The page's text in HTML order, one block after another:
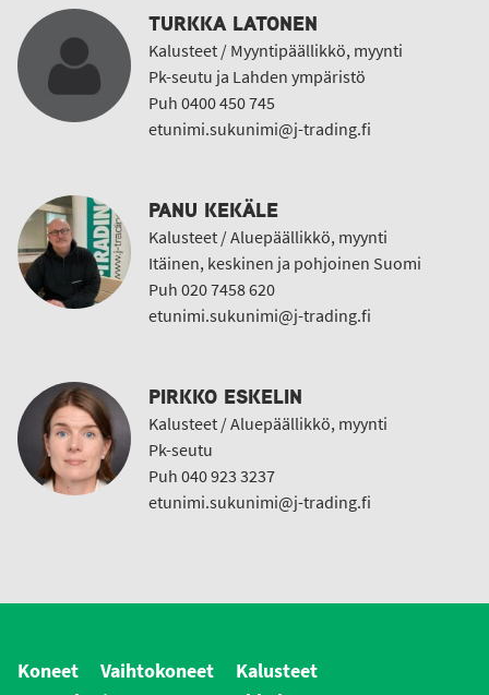
TURKKA LATONEN
Kalusteet / Myyntipäällikkö, myynti
Pk-seutu ja Lahden ympäristö
Puh 0400 450 745
etunimi.sukunimi@j-trading.fi
PANU KEKÄLE
Kalusteet / Aluepäällikkö, myynti
Itäinen, keskinen ja pohjoinen Suomi
Puh 020 7458 620
etunimi.sukunimi@j-trading.fi
PIRKKO ESKELIN
Kalusteet / Aluepäällikkö, myynti
Pk-seutu
Puh 040 923 3237
etunimi.sukunimi@j-trading.fi
Koneet Vaihtokoneet
Kalusteet